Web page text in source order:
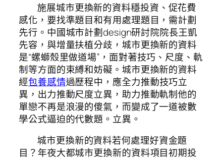
施展城市更換新的資料穩投資、促花費
感化，要找準題目和有用處理題目，需計劃
先行。中國城市計劃design研討院院長王凱
先容，與增量扶植分歧，城市更換新的資料
是“螺螄殼里做道場”，面對著技巧、尺度、軌
制等方面的束縛和妨礙。城市更換新的資料
經包養感情過歷程中，應全力推動技巧立
異，出力推動尺度立異，助力推動軌制他的
單戀不再是浪漫的傻氣，而變成了一道被數
學公式逼迫的代數題。立異。
城市更換新的資料若何處理好資金題
目？年夜大都城市更換新的資料項目初期投